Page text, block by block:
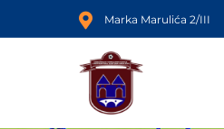
Marka Marulića 2/III